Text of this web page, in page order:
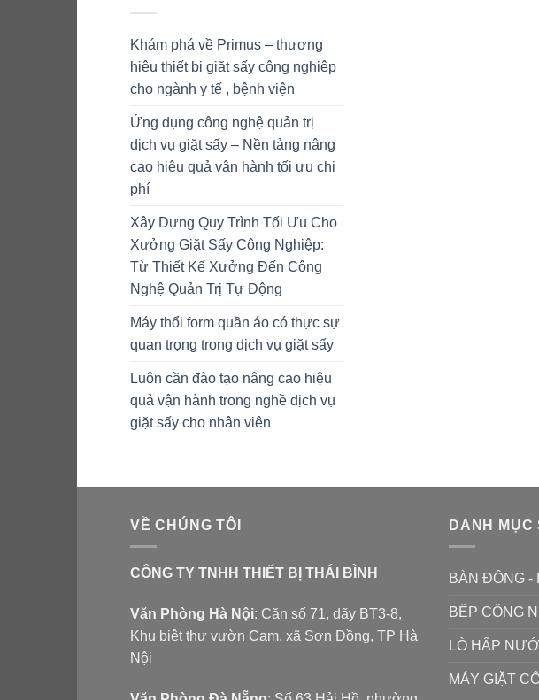
Khám phá về Primus – thương
hiệu thiết bị giặt sấy công nghiệp
cho ngành y tế , bệnh viện
Ứng dụng công nghệ quản trị
dịch vụ giặt sấy – Nền tảng nâng
cao hiệu quả vận hành tối ưu chi
phí
Xây Dựng Quy Trình Tối Ưu Cho
Xưởng Giặt Sấy Công Nghiệp:
Từ Thiết Kế Xưởng Đến Công
Nghệ Quản Trị Tự Động
Máy thổi form quần áo có thực sự
quan trọng trong dịch vụ giặt sấy
Luôn cần đào tạo nâng cao hiệu
quả vận hành trong nghề dịch vụ
giặt sấy cho nhân viên
VỀ CHÚNG TÔI
CÔNG TY TNHH THIẾT BỊ THÁI BÌNH
Văn Phòng Hà Nội: Căn số 71, dãy BT3-8,
Khu biệt thự vườn Cam, xã Sơn Đồng, TP Hà
Nội
DANH MỤC
BÀN ĐÔNG -
BẾP CÔNG
LÒ HẤP
MÁY GIẶT